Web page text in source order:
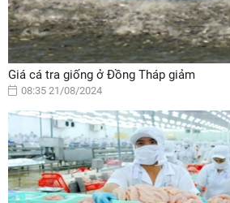
Giá cá tra giống ở Đồng Tháp giảm
08:35 21/08/2024